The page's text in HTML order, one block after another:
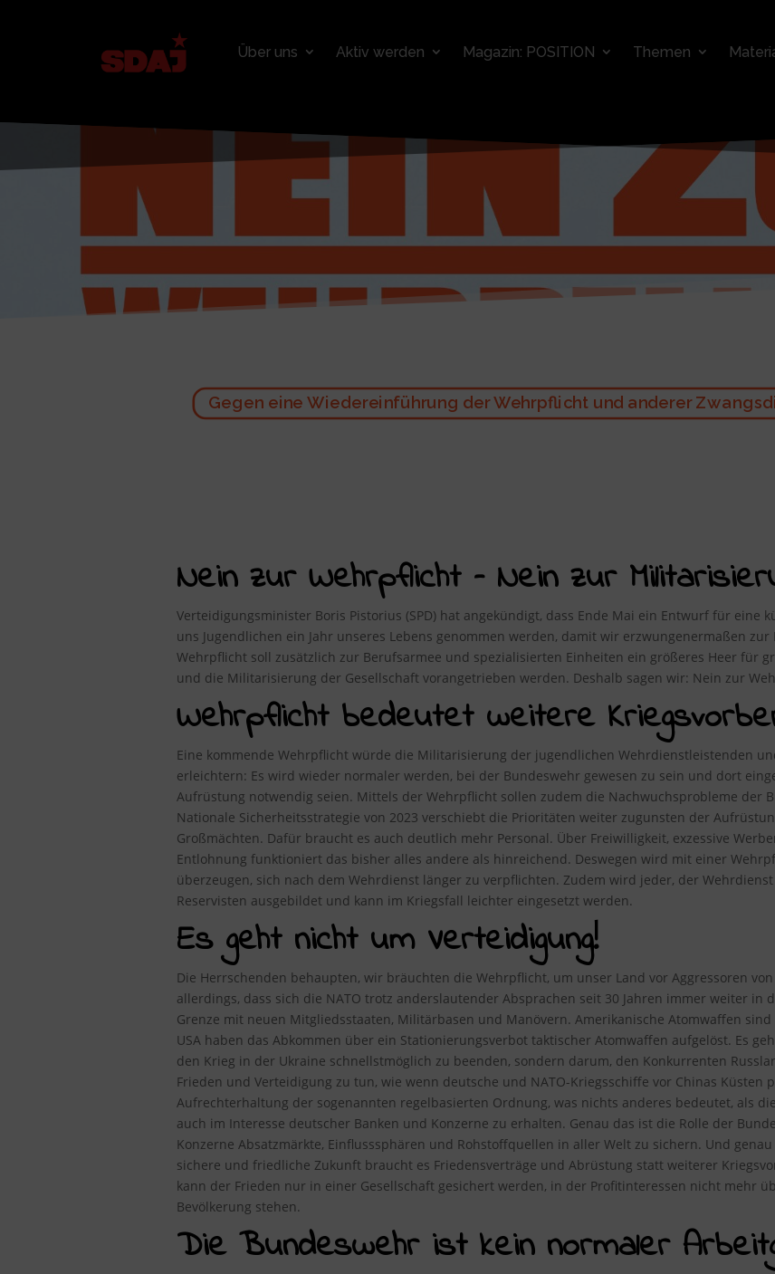
Über uns Aktiv werden Magazin: POSITION Themen
Gegen eine Wiedereinführung der Wehrpflicht und anderer
Nein zur Wehrpflicht – Nein zur
Verteidigungsminister Boris Pistorius (SPD) hat angekündigt, dass Ende Mai ein Entwurf für eine
uns Jugendlichen ein Jahr unseres Lebens genommen werden, damit wir erzwungenermaßen
Wehrpflicht soll zusätzlich zur Berufsarmee und spezialisierten Einheiten ein größeres Heer für
und die Militarisierung der Gesellschaft vorangetrieben werden. Deshalb sagen wir: Nein zur
Wehrpflicht bedeutet weitere
Eine kommende Wehrpflicht würde die Militarisierung der jugendlichen Wehrdienstleistenden
erleichtern: Es wird wieder normaler werden, bei der Bundeswehr gewesen zu sein und dort
Aufrüstung notwendig seien. Mittels der Wehrpflicht sollen zudem die Nachwuchsprobleme der
Nationale Sicherheitsstrategie von 2023 verschiebt die Prioritäten weiter zugunsten der
Großmächten. Dafür braucht es auch deutlich mehr Personal. Über Freiwilligkeit, exzessive
Entlohnung funktioniert das bisher alles andere als hinreichend. Deswegen wird mit einer
überzeugen, sich nach dem Wehrdienst länger zu verpflichten. Zudem wird jeder, der
Reservisten ausgebildet und kann im Kriegsfall leichter eingesetzt werden.
Es geht nicht um Verteidigung!
Die Herrschenden behaupten, wir bräuchten die Wehrpflicht, um unser Land vor Aggressoren
allerdings, dass sich die NATO trotz anderslautender Absprachen seit 30 Jahren immer weiter in
Grenze mit neuen Mitgliedsstaaten, Militärbasen und Manövern. Amerikanische Atomwaffen
USA haben das Abkommen über ein Stationierungsverbot taktischer Atomwaffen aufgelöst. Es
den Krieg in der Ukraine schnellstmöglich zu beenden, sondern darum, den Konkurrenten
Frieden und Verteidigung zu tun, wie wenn deutsche und NATO-Kriegsschiffe vor Chinas Küsten
Aufrechterhaltung der sogenannten regelbasierten Ordnung, was nichts anderes bedeutet, als
auch im Interesse deutscher Banken und Konzerne zu erhalten. Genau das ist die Rolle der
Konzerne Absatzmärkte, Einflusssphären und Rohstoffquellen in aller Welt zu sichern. Und
sichere und friedliche Zukunft braucht es Friedensverträge und Abrüstung statt weiterer
kann der Frieden nur in einer Gesellschaft gesichert werden, in der Profitinteressen nicht mehr
Bevölkerung stehen.
Die Bundeswehr ist kein normaler